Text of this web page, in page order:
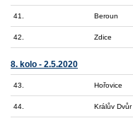
41. Beroun
42. Zdice
8. kolo - 2.5.2020
43. Hořovice
44. Králův Dvůr